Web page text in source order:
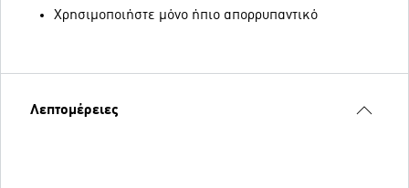
Χρησιμοποιήστε μόνο ήπιο απορρυπαντικό
Λεπτομέρειες